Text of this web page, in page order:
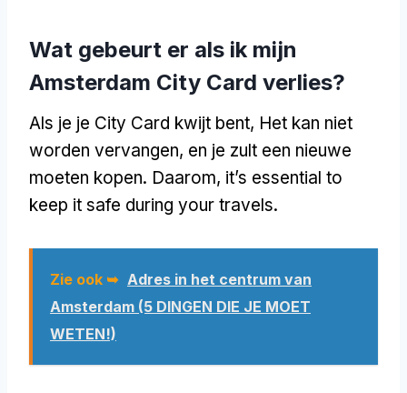
Wat gebeurt er als ik mijn
Amsterdam City Card verlies?
Als je je City Card kwijt bent, Het kan niet
worden vervangen, en je zult een nieuwe
moeten kopen. Daarom, it’s essential to
keep it safe during your travels.
Zie ook ➥ Adres in het centrum van
Amsterdam (5 DINGEN DIE JE MOET
WETEN!)